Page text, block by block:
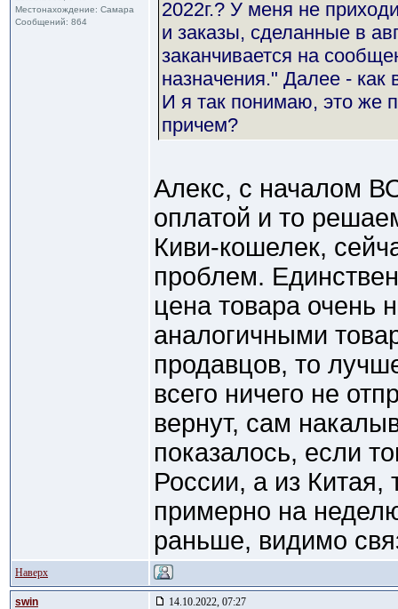
Местонахождение: Самара
Сообщений: 864
2022г.? У меня не
и заказы, сделанные в
заканчивается на
назначения." Далее -
И я так понимаю, это же
причем?
Алекс, с началом
оплатой и то
Киви-кошелек,
проблем.
цена товара очень
аналогичными
продавцов, то
всего ничего не
вернут, сам
показалось, если
России, а из Китая,
примерно на
раньше, видимо
Наверх
swin 14.10.2022, 07:27